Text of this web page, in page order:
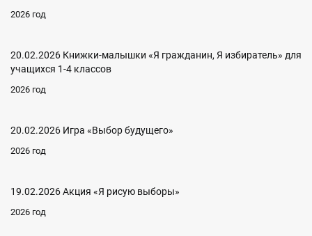
2026 год
20.02.2026 Книжки-малышки «Я гражданин, Я избиратель» для
учащихся 1-4 классов
2026 год
20.02.2026 Игра «Выбор будущего»
2026 год
19.02.2026 Акция «Я рисую выборы»
2026 год